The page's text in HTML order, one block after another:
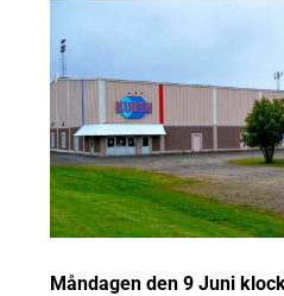
Måndagen den 9 Juni